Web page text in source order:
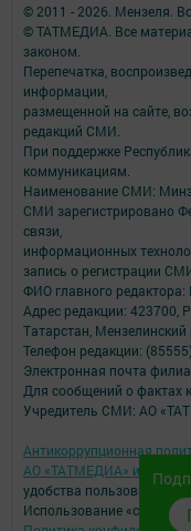
© 2011 - 2026. Мензеля.
© ТАТМЕДИА. Все
законом.
Перепечатка,
информации,
размещенной на сайте,
редакций СМИ.
При поддержке
коммуникациям.
Наименование СМИ:
СМИ зарегистрировано
связи,
информационных
запись о регистрации
ФИО главного
Адрес редакции: 423700,
Татарстан, Мензелинский
Телефон редакции:
Электронная почта
Для сообщений о фактах
Учредитель СМИ: АО
Антикоррупционная
АО «ТАТМЕДИА»
удобства пользователей
Использование «cookie»